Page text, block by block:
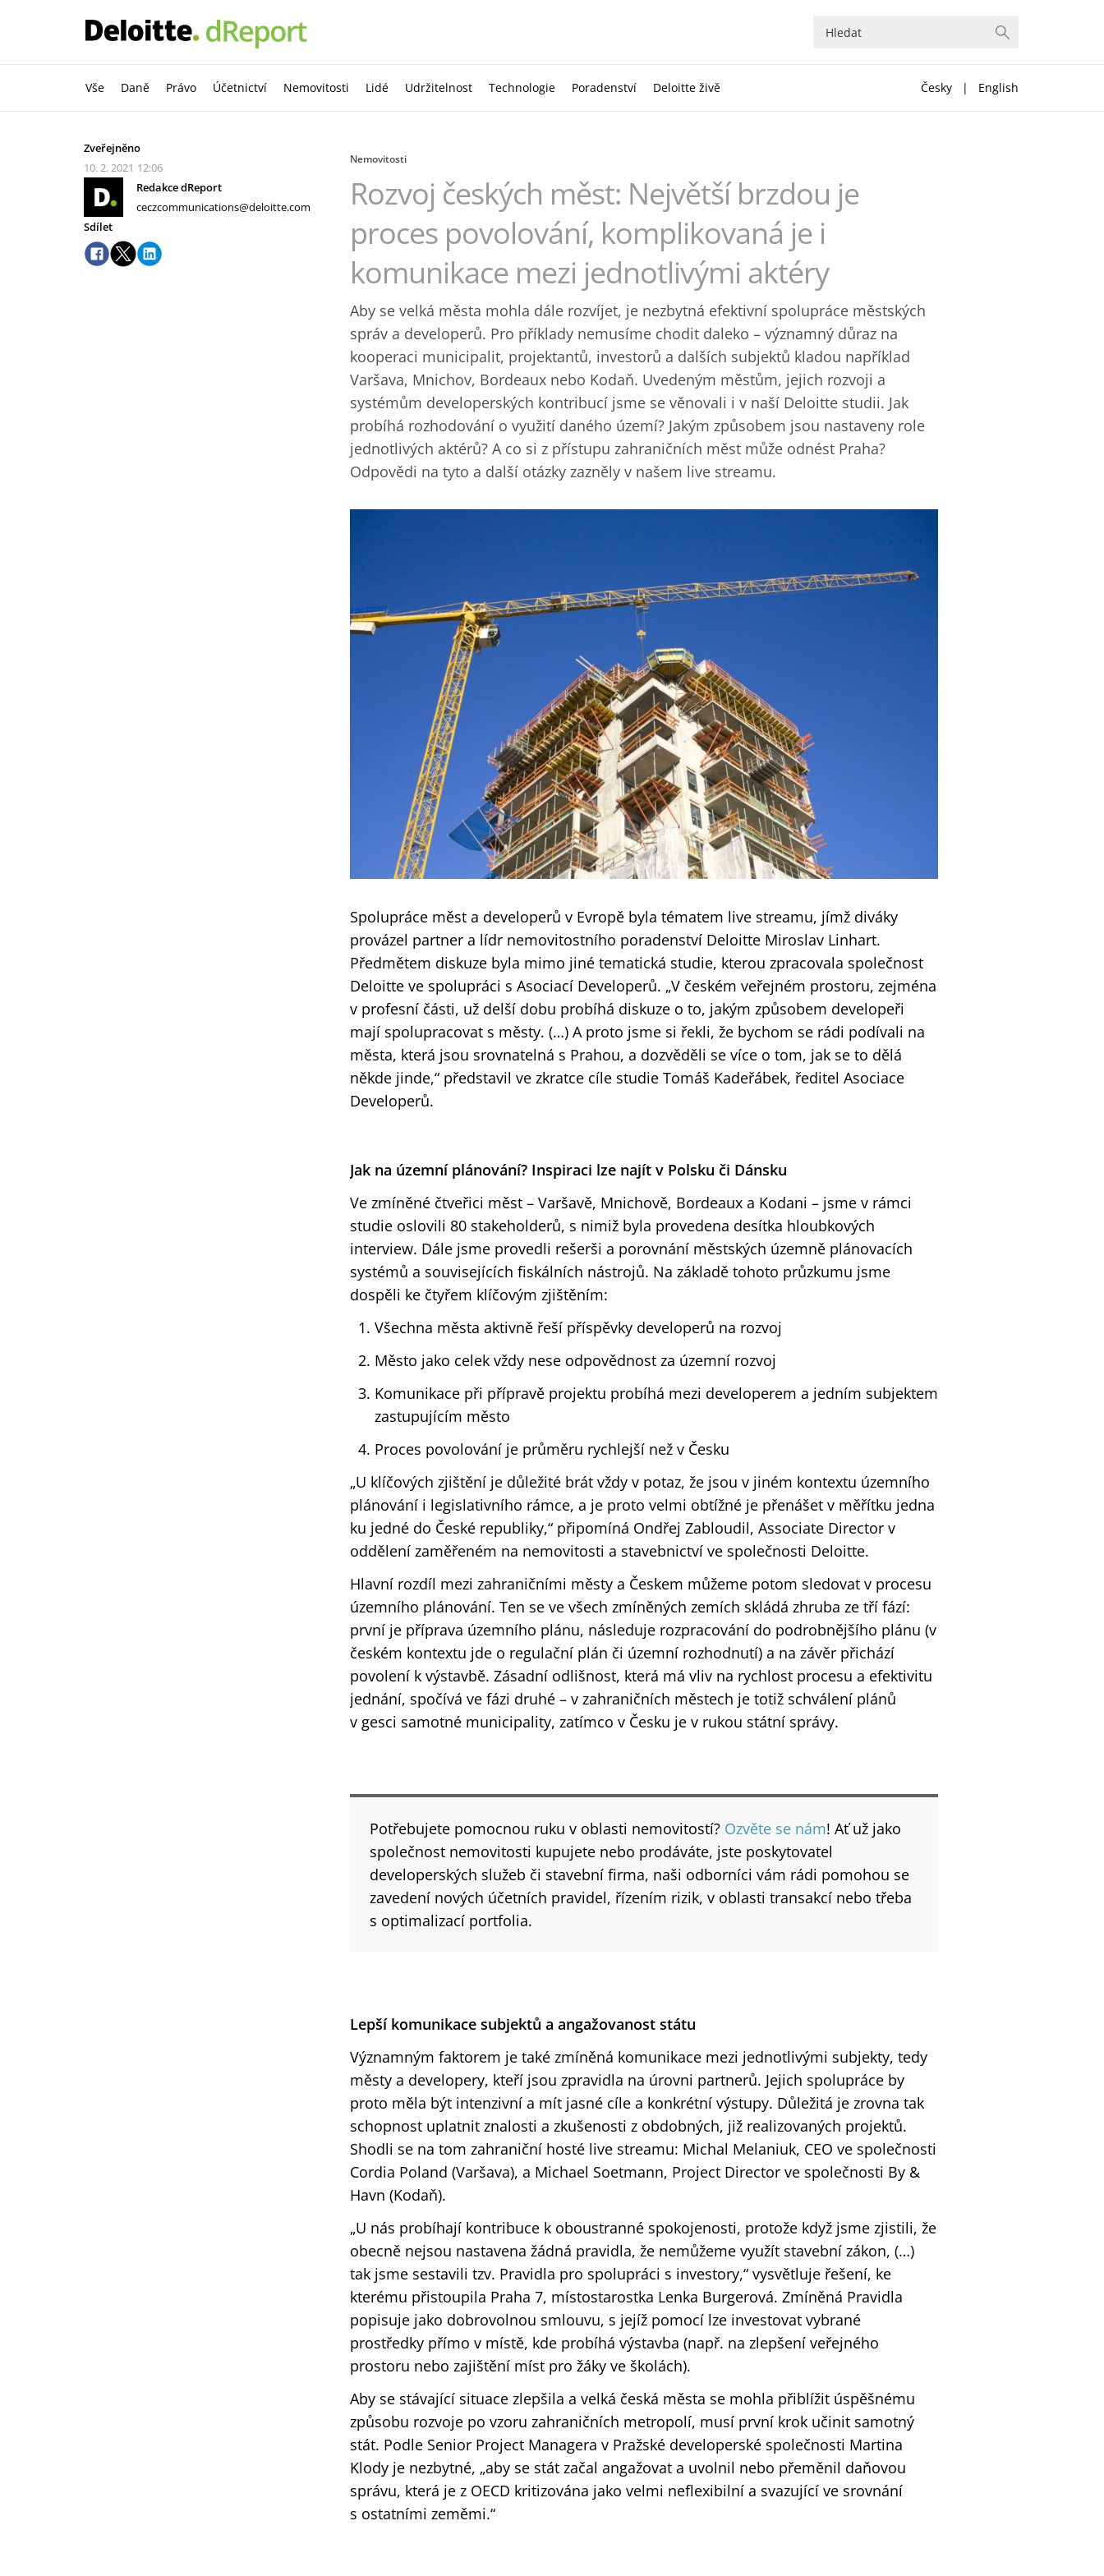
Vše Daně Právo Účetnictví Nemovitosti Lidé Udržitelnost Technologie Poradenství Deloitte živě Česky | English
Zveřejněno
10. 2. 2021 12:06
Redakce dReport
ceczcommunications@deloitte.com
Sdílet
Nemovitosti
Rozvoj českých měst: Největší brzdou je
proces povolování, komplikovaná je i
komunikace mezi jednotlivými aktéry
Aby se velká města mohla dále rozvíjet, je nezbytná efektivní spolupráce městských
správ a developerů. Pro příklady nemusíme chodit daleko – významný důraz na
kooperaci municipalit, projektantů, investorů a dalších subjektů kladou například
Varšava, Mnichov, Bordeaux nebo Kodaň. Uvedeným městům, jejich rozvoji a
systémům developerských kontribucí jsme se věnovali i v naší Deloitte studii. Jak
probíhá rozhodování o využití daného území? Jakým způsobem jsou nastaveny role
jednotlivých aktérů? A co si z přístupu zahraničních měst může odnést Praha?
Odpovědi na tyto a další otázky zazněly v našem live streamu.
Spolupráce měst a developerů v Evropě byla tématem live streamu, jímž diváky
provázel partner a lídr nemovitostního poradenství Deloitte Miroslav Linhart.
Předmětem diskuze byla mimo jiné tematická studie, kterou zpracovala společnost
Deloitte ve spolupráci s Asociací Developerů. „V českém veřejném prostoru, zejména
v profesní části, už delší dobu probíhá diskuze o to, jakým způsobem developeři
mají spolupracovat s městy. (…) A proto jsme si řekli, že bychom se rádi podívali na
města, která jsou srovnatelná s Prahou, a dozvěděli se více o tom, jak se to dělá
někde jinde,“ představil ve zkratce cíle studie Tomáš Kadeřábek, ředitel Asociace
Developerů.
Jak na územní plánování? Inspiraci lze najít v Polsku či Dánsku
Ve zmíněné čtveřici měst – Varšavě, Mnichově, Bordeaux a Kodani – jsme v rámci
studie oslovili 80 stakeholderů, s nimiž byla provedena desítka hloubkových
interview. Dále jsme provedli rešerši a porovnání městských územně plánovacích
systémů a souvisejících fiskálních nástrojů. Na základě tohoto průzkumu jsme
dospěli ke čtyřem klíčovým zjištěním:
Všechna města aktivně řeší příspěvky developerů na rozvoj
Město jako celek vždy nese odpovědnost za územní rozvoj
Komunikace při přípravě projektu probíhá mezi developerem a jedním subjektem
zastupujícím město
Proces povolování je průměru rychlejší než v Česku
„U klíčových zjištění je důležité brát vždy v potaz, že jsou v jiném kontextu územního
plánování i legislativního rámce, a je proto velmi obtížné je přenášet v měřítku jedna
ku jedné do České republiky,“ připomíná Ondřej Zabloudil, Associate Director v
oddělení zaměřeném na nemovitosti a stavebnictví ve společnosti Deloitte.
Hlavní rozdíl mezi zahraničními městy a Českem můžeme potom sledovat v procesu
územního plánování. Ten se ve všech zmíněných zemích skládá zhruba ze tří fází:
první je příprava územního plánu, následuje rozpracování do podrobnějšího plánu (v
českém kontextu jde o regulační plán či územní rozhodnutí) a na závěr přichází
povolení k výstavbě. Zásadní odlišnost, která má vliv na rychlost procesu a efektivitu
jednání, spočívá ve fázi druhé – v zahraničních městech je totiž schválení plánů
v gesci samotné municipality, zatímco v Česku je v rukou státní správy.
Potřebujete pomocnou ruku v oblasti nemovitostí? Ozvěte se nám! Ať už jako
společnost nemovitosti kupujete nebo prodáváte, jste poskytovatel
developerských služeb či stavební firma, naši odborníci vám rádi pomohou se
zavedení nových účetních pravidel, řízením rizik, v oblasti transakcí nebo třeba
s optimalizací portfolia.
Lepší komunikace subjektů a angažovanost státu
Významným faktorem je také zmíněná komunikace mezi jednotlivými subjekty, tedy
městy a developery, kteří jsou zpravidla na úrovni partnerů. Jejich spolupráce by
proto měla být intenzivní a mít jasné cíle a konkrétní výstupy. Důležitá je zrovna tak
schopnost uplatnit znalosti a zkušenosti z obdobných, již realizovaných projektů.
Shodli se na tom zahraniční hosté live streamu: Michal Melaniuk, CEO ve společnosti
Cordia Poland (Varšava), a Michael Soetmann, Project Director ve společnosti By &
Havn (Kodaň).
„U nás probíhají kontribuce k oboustranné spokojenosti, protože když jsme zjistili, že
obecně nejsou nastavena žádná pravidla, že nemůžeme využít stavební zákon, (…)
tak jsme sestavili tzv. Pravidla pro spolupráci s investory,“ vysvětluje řešení, ke
kterému přistoupila Praha 7, místostarostka Lenka Burgerová. Zmíněná Pravidla
popisuje jako dobrovolnou smlouvu, s jejíž pomocí lze investovat vybrané
prostředky přímo v místě, kde probíhá výstavba (např. na zlepšení veřejného
prostoru nebo zajištění míst pro žáky ve školách).
Aby se stávající situace zlepšila a velká česká města se mohla přiblížit úspěšnému
způsobu rozvoje po vzoru zahraničních metropolí, musí první krok učinit samotný
stát. Podle Senior Project Managera v Pražské developerské společnosti Martina
Klody je nezbytné, „aby se stát začal angažovat a uvolnil nebo přeměnil daňovou
správu, která je z OECD kritizována jako velmi neflexibilní a svazující ve srovnání
s ostatními zeměmi.“